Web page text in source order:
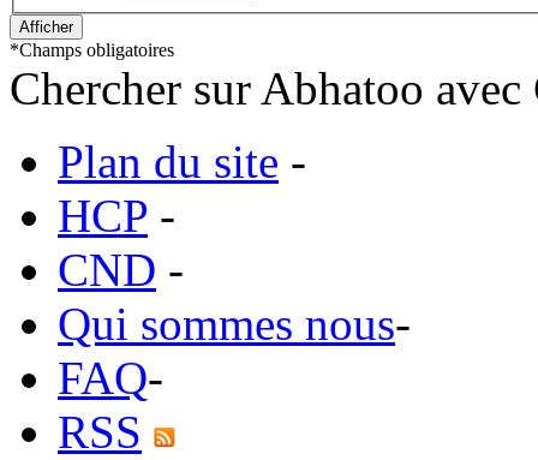
*Champs obligatoires
Chercher sur Abhatoo
Plan du site -
HCP -
CND -
Qui sommes nous-
FAQ-
RSS